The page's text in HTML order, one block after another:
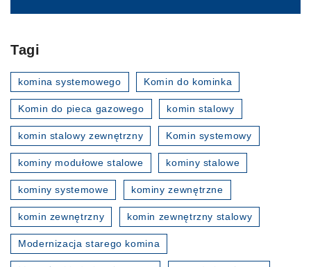
Tagi
komina systemowego Komin do kominka
Komin do pieca gazowego komin stalowy
komin stalowy zewnętrzny Komin systemowy
kominy modułowe stalowe kominy stalowe
kominy systemowe kominy zewnętrzne
komin zewnętrzny komin zewnętrzny stalowy
Modernizacja starego komina